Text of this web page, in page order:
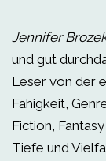
Jennifer
und gut
Leser von der
Fähigkeit,
Fiction,
Tiefe und